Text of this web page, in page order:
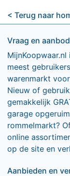
< Terug naar
Vraag en aanbod
meest
warenmarkt
Nieuw of
gemakkelijk
garage
rommelmarkt?
online
op de site en
Aanbieden en